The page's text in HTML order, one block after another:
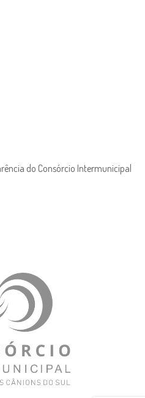
do Consórcio Intermunicipal